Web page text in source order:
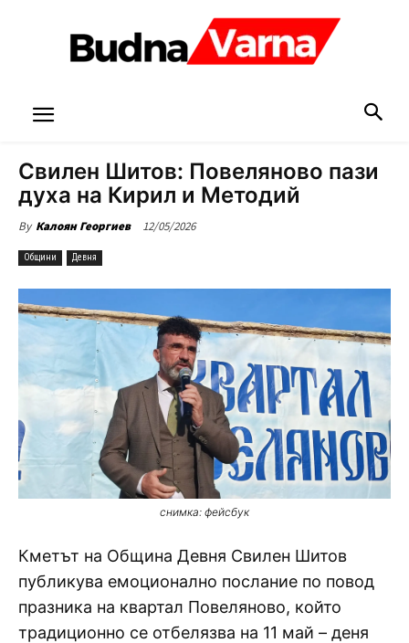
Свилен Шитов: Повеляново пази
духа на Кирил и Методий
By Калоян Георгиев 12/05/2026
Общини Девня
снимка: фейсбук
Кметът на Община Девня Свилен Шитов
публикува емоционално послание по повод
празника на квартал Повеляново, който
традиционно се отбелязва на 11 май – деня